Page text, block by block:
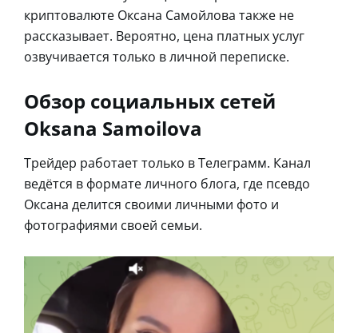
криптовалюте Оксана Самойлова также не
рассказывает. Вероятно, цена платных услуг
озвучивается только в личной переписке.
Обзор социальных сетей
Oksana Samoilova
Трейдер работает только в Телеграмм. Канал
ведётся в формате личного блога, где псевдо
Оксана делится своими личными фото и
фотографиями своей семьи.